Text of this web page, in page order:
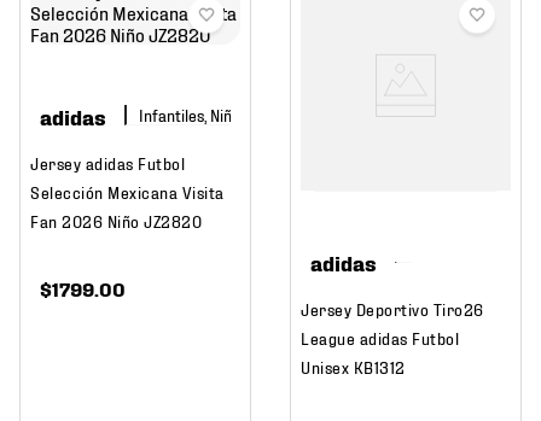
adidas Infantiles, Niño
Jersey adidas Futbol
Selección Mexicana Visita
Fan 2026 Niño JZ2820
$1799.00
adidas
Jersey Deportivo Tiro26
League adidas Futbol
Unisex KB1312